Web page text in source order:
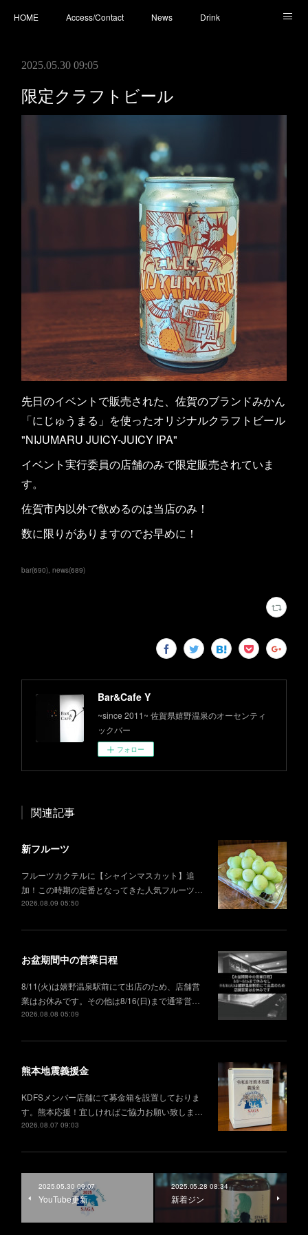
HOME Access/Contact News Drink
2025.05.30 09:05
限定クラフトビール
先日のイベントで販売された、佐賀のブランドみかん
「にじゅうまる」を使ったオリジナルクラフトビール
"NIJUMARU JUICY-JUICY IPA"
イベント実行委員の店舗のみで限定販売されていま
す。
佐賀市内以外で飲めるのは当店のみ！
数に限りがありますのでお早めに！
bar(690) news(689)
Bar&Cafe Y
~since 2011~ 佐賀県嬉野温泉のオーセンティ
ックバー
フォロー
関連記事
新フルーツ
フルーツカクテルに【シャインマスカット】追
加！この時期の定番となってきた人気フルーツ…
2026.08.09 05:50
お盆期間中の営業日程
8/11(火)は嬉野温泉駅前にて出店のため、店舗営
業はお休みです。その他は8/16(日)まで通常営…
2026.08.08 05:09
熊本地震義援金
KDFSメンバー店舗にて募金箱を設置しておりま
す。熊本応援！宜しければご協力お願い致しま…
2026.08.07 09:03
2025.05.30 09:07
YouTube更新
2025.05.28 08:34
新着ジン